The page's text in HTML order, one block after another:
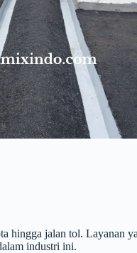
jalan tol. Layanan
industri ini.